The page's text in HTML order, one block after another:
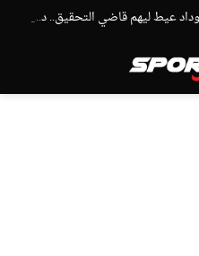
أيت منا: “كاع لي كانو كيساعدو الوداد عيط ليهم قاضي التحقيق.. دابا حتى شي واحد ما بقا باغي يعاون”